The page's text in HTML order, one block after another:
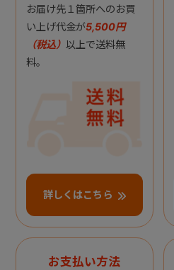
お届け先１箇所へのお買
い上げ代金が5,500円
（税込） 以上で送料無
料。
詳しくはこちら
お支払い方法